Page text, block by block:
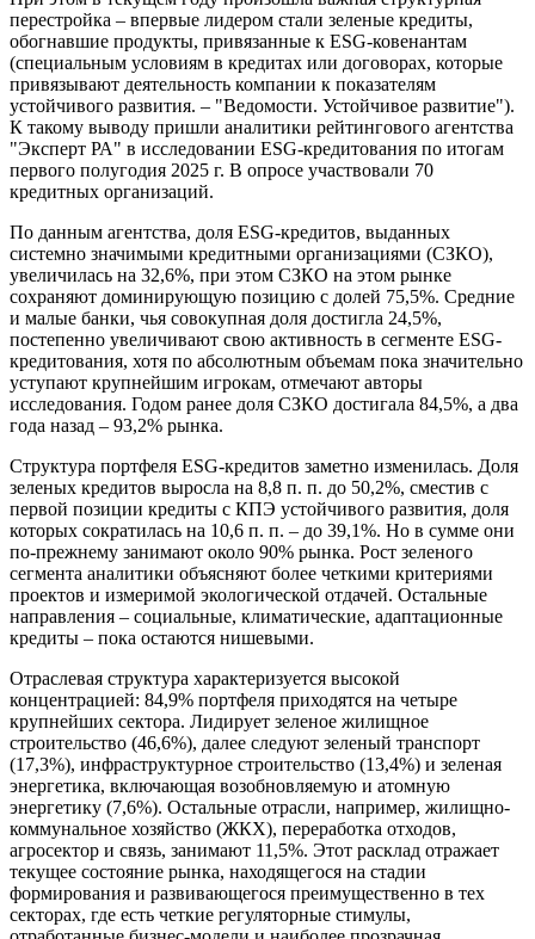
перестройка – впервые лидером стали зеленые кредиты,
обогнавшие продукты, привязанные к ESG-ковенантам
(специальным условиям в кредитах или договорах, которые
привязывают деятельность компании к показателям
устойчивого развития. – "Ведомости. Устойчивое развитие").
К такому выводу пришли аналитики рейтингового агентства
"Эксперт РА" в исследовании ESG-кредитования по итогам
первого полугодия 2025 г. В опросе участвовали 70
кредитных организаций.
По данным агентства, доля ESG-кредитов, выданных
системно значимыми кредитными организациями (СЗКО),
увеличилась на 32,6%, при этом СЗКО на этом рынке
сохраняют доминирующую позицию с долей 75,5%. Средние
и малые банки, чья совокупная доля достигла 24,5%,
постепенно увеличивают свою активность в сегменте ESG-
кредитования, хотя по абсолютным объемам пока значительно
уступают крупнейшим игрокам, отмечают авторы
исследования. Годом ранее доля СЗКО достигала 84,5%, а два
года назад – 93,2% рынка.
Структура портфеля ESG-кредитов заметно изменилась. Доля
зеленых кредитов выросла на 8,8 п. п. до 50,2%, сместив с
первой позиции кредиты с КПЭ устойчивого развития, доля
которых сократилась на 10,6 п. п. – до 39,1%. Но в сумме они
по-прежнему занимают около 90% рынка. Рост зеленого
сегмента аналитики объясняют более четкими критериями
проектов и измеримой экологической отдачей. Остальные
направления – социальные, климатические, адаптационные
кредиты – пока остаются нишевыми.
Отраслевая структура характеризуется высокой
концентрацией: 84,9% портфеля приходятся на четыре
крупнейших сектора. Лидирует зеленое жилищное
строительство (46,6%), далее следуют зеленый транспорт
(17,3%), инфраструктурное строительство (13,4%) и зеленая
энергетика, включающая возобновляемую и атомную
энергетику (7,6%). Остальные отрасли, например, жилищно-
коммунальное хозяйство (ЖКХ), переработка отходов,
агросектор и связь, занимают 11,5%. Этот расклад отражает
текущее состояние рынка, находящегося на стадии
формирования и развивающегося преимущественно в тех
секторах, где есть четкие регуляторные стимулы,